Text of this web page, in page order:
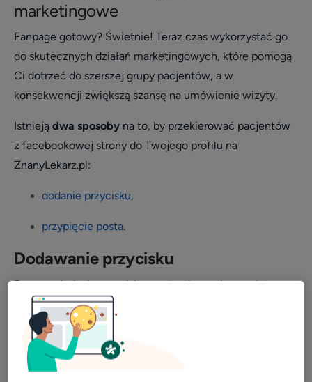
Efektywne planowanie dnia
Efektywność i rozwój
Infografika
Social media
Usprawnienie pracy placówki
Biblioteka dla placówek
Usprawnienie pracy placówki
Dla placówki
Kalkulator
Efektywność i rozwój
Widoczność w sieci
Komunikacja z pacjentami
Patient experience
Dla placówek medycznych
marketingowe
Fanpage gotowy? Świetnie! Teraz czas wykorzystać go
do skutecznych działań marketingowych, które pomogą
Ci dotrzeć do szerszej grupy pacjentów, a w
konsekwencji zwiększą szansę na umówienie wizyty.
Istnieją dwa sposoby na to, by przekierować pacjentów
z facebookowej strony do Twojego profilu na
ZnanyLekarz.pl:
dodanie przycisku,
przypięcie posta.
Dodawanie przycisku
Poprzez dodanie przycisku na stronie, możesz w łatwy
sposób przekierować pacjentów do swojego kalendarza
wizyt na portalu ZnanyLekarz.pl. Gotowy przycisk
wygląda tak: